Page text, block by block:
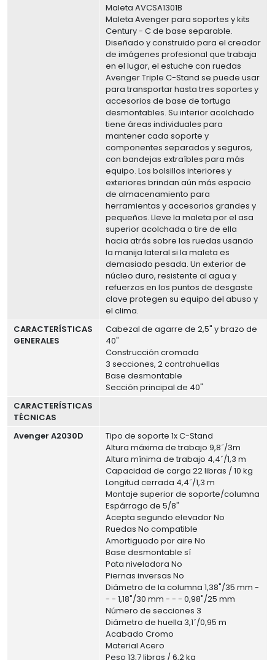
Maleta AVCSA1301B
Maleta Avenger para soportes y kits
Century - C de base separable.
Diseñado y construido para el creador
de imágenes profesional que trabaja
en el lugar, el estuche con ruedas
Avenger Triple C-Stand se puede usar
para transportar hasta tres soportes y
accesorios de base de tortuga
desmontables. Su interior acolchado
tiene áreas individuales para
mantener cada soporte y
componentes separados y seguros,
con bandejas extraíbles para más
equipo. Los bolsillos interiores y
exteriores brindan aún más espacio
de almacenamiento para
herramientas y accesorios grandes y
pequeños. Lleve la maleta por el asa
superior acolchada o tire de ella
hacia atrás sobre las ruedas usando
la manija lateral si la maleta es
demasiado pesada. Un exterior de
núcleo duro, resistente al agua y
refuerzos en los puntos de desgaste
clave protegen su equipo del abuso y
el clima.
CARACTERÍSTICAS
GENERALES
Cabezal de agarre de 2,5" y brazo de
40"
Construcción cromada
3 secciones, 2 contrahuellas
Base desmontable
Sección principal de 40"
CARACTERÍSTICAS
TÉCNICAS
Avenger A2030D
Tipo de soporte 1x C-Stand
Altura máxima de trabajo 9,8´/3m
Altura mínima de trabajo 4,4´/1,3 m
Capacidad de carga 22 libras / 10 kg
Longitud cerrada 4,4´/1,3 m
Montaje superior de soporte/columna
Espárrago de 5/8"
Acepta segundo elevador No
Ruedas No compatible
Amortiguado por aire No
Base desmontable sí
Pata niveladora No
Piernas inversas No
Diámetro de la columna 1,38"/35 mm -
- - 1,18"/30 mm - - - 0,98"/25 mm
Número de secciones 3
Diámetro de huella 3,1´/0,95 m
Acabado Cromo
Material Acero
Peso 13,7 libras / 6,2 kg